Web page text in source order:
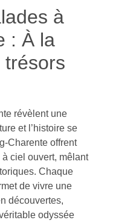
à
: À la
trésors
révèlent une
et l’histoire se
Charente offrent
ciel ouvert, mêlant
Chaque
de vivre une
découvertes,
odyssée